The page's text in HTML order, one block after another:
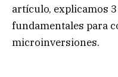
artículo, explicamos
fundamentales para
microinversiones.